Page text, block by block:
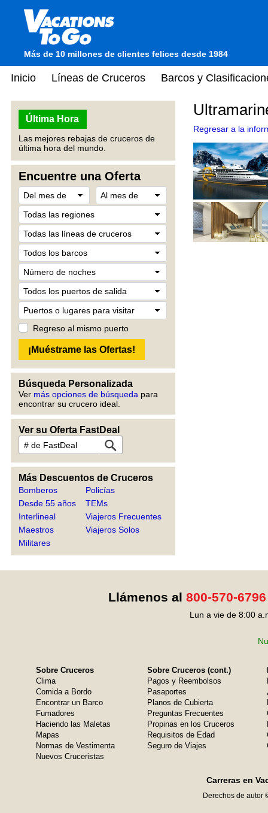
Más de 10 millones de clientes felices desde 1984
Inicio Líneas de Cruceros Barcos y
Última Hora
Las mejores rebajas de cruceros de
última hora del mundo.
Encuentre una Oferta
Regreso al mismo puerto
Búsqueda Personalizada
Ver más opciones de búsqueda para
encontrar su crucero ideal.
Ver su Oferta FastDeal
Más Descuentos de Cruceros
Bomberos
Desde 55 años
Interlineal
Maestros
Militares
Policías
TEMs
Viajeros Frecuentes
Viajeros Solos
Regresar a la
Llámenos al 800-570-6796
Lun a vie de 8:00
Sobre Cruceros
Clima
Comida a Bordo
Encontrar un Barco
Fumadores
Haciendo las Maletas
Mapas
Normas de Vestimenta
Nuevos Cruceristas
Sobre Cruceros (cont.)
Pagos y Reembolsos
Pasaportes
Planos de Cubierta
Preguntas Frecuentes
Propinas en los Cruceros
Requisitos de Edad
Seguro de Viajes
Carreras en
Derechos de autor